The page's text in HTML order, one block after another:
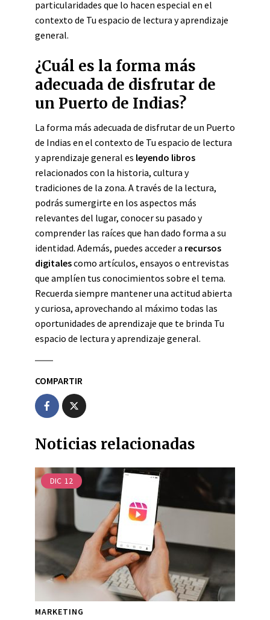
particularidades que lo hacen especial en el
contexto de Tu espacio de lectura y aprendizaje
general.
¿Cuál es la forma más
adecuada de disfrutar de
un Puerto de Indias?
La forma más adecuada de disfrutar de un Puerto
de Indias en el contexto de Tu espacio de lectura
y aprendizaje general es leyendo libros
relacionados con la historia, cultura y
tradiciones de la zona. A través de la lectura,
podrás sumergirte en los aspectos más
relevantes del lugar, conocer su pasado y
comprender las raíces que han dado forma a su
identidad. Además, puedes acceder a recursos
digitalescomo artículos, ensayos o entrevistas
que amplíen tus conocimientos sobre el tema.
Recuerda siempre mantener una actitud abierta
y curiosa, aprovechando al máximo todas las
oportunidades de aprendizaje que te brinda Tu
espacio de lectura y aprendizaje general.
COMPARTIR
Noticias relacionadas
DIC 12
MARKETING